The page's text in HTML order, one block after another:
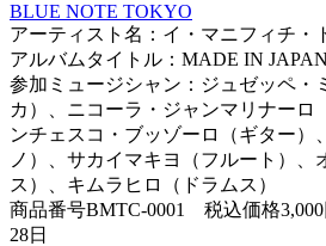
BLUE NOTE TOKYO
アーティスト名：イ・マニフィチ・
アルバムタイトル：MADE IN JAPAN
参加ミュージシャン：ジュゼッペ・
カ）、ニコーラ・ジャンマリナーロ
ンチェスコ・ブッゾーロ（ギター）
ノ）、サカイマキヨ（フルート）、
ス）、キムラヒロ（ドラムス）
商品番号BMTC-0001 税込価格
28日